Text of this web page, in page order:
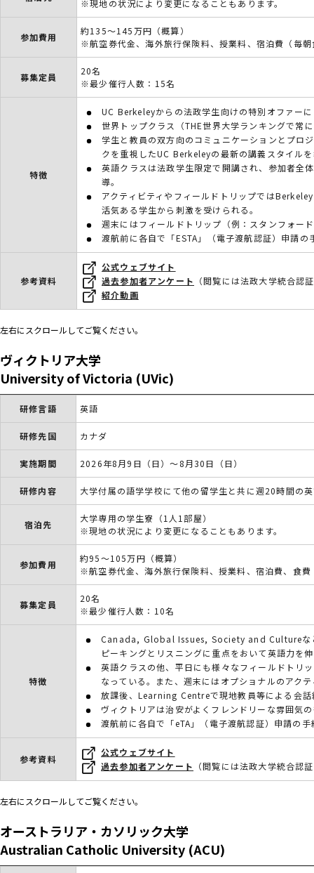
※現地の状況により変更になることもあります。
参加費用
約135～145万円（概算）
※航空券代金、海外旅行保険料、授業料、宿泊費（毎
募集定員
20名
※最少催行人数：15名
特徴
UC Berkeleyからの法政学生向けの特別オファー
世界トップクラス（THE世界大学ランキングで常
学生と教員の双方向のコミュニケーションとプロ
クを重視したUC Berkeleyの最新の講義スタイル
英語クラスは法政学生限定で開講され、参加者全
導。
アクティビティやフィールドトリップでは
活気ある学生から刺激を受けられる。
週末にはフィールドトリップ（例：スタンフォー
渡航前に各自で「ESTA」（電子渡航認証）申請の
参考資料
公式ウェブサイト
過去参加者アンケート （閲覧には法政大学統合認
紹介動画
左右にスクロールしてご覧ください。
ヴィクトリア大学
University of Victoria (UVic)
研修言語 英語
研修先国 カナダ
実施期間 2026年8月9日（日）～8月30日（日）
研修内容 大学付属の語学学校にて他の留学生と共に週20時間の
宿泊先
大学専用の学生寮（1人1部屋）
※現地の状況により変更になることもあります。
参加費用
約95～105万円（概算）
※航空券代金、海外旅行保険料、授業料、宿泊費、食
募集定員
20名
※最少催行人数：10名
特徴
Canada, Global Issues, Society and Cultureな
ピーキングとリスニングに重点をおいて英語力を
英語クラスの他、平日にも様々なフィールドトリ
なっている。また、週末にはオプショナルのアク
放課後、Learning Centreで現地教員等による会
ヴィクトリアは治安がよくフレンドリーな雰囲気
渡航前に各自で「eTA」（電子渡航認証）申請の
参考資料
公式ウェブサイト
過去参加者アンケート （閲覧には法政大学統合認
左右にスクロールしてご覧ください。
オーストラリア・カソリック大学
Australian Catholic University (ACU)